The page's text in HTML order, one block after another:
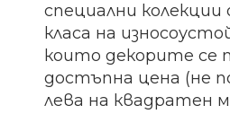
специални колекции
класа на
които декорите се
достъпна цена (не
лева на квадратен